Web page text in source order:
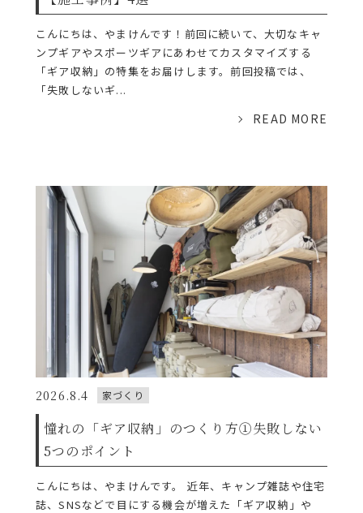
こんにちは、やまけんです！前回に続いて、大切なキャ
ンプギアやスポーツギアにあわせてカスタマイズする
「ギア収納」の特集をお届けします。前回投稿では、
「失敗しないギ...
READ MORE
2026.8.4 家づくり
憧れの「ギア収納」のつくり方①失敗しない
5つのポイント
こんにちは、やまけんです。 近年、キャンプ雑誌や住宅
誌、SNSなどで目にする機会が増えた「ギア収納」や